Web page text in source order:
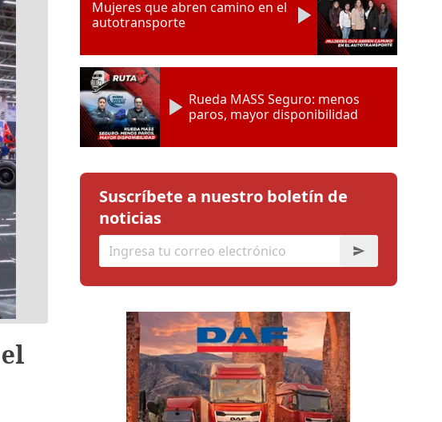
Mujeres que abren camino en el
autotransporte
Rueda MASS Seguro: menos
paros, mayor disponibilidad
Suscríbete a nuestro boletín de
noticias